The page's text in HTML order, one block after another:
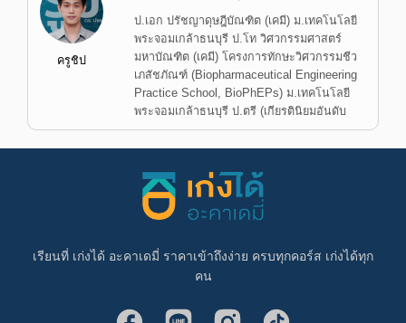
ครูชิป
ป.เอก ปรัชญาดุษฎีบัณฑิต (เคมี) ม.เทคโนโลยี
พระจอมเกล้าธนบุรี ป.โท วิศวกรรมศาสตร์
มหาบัณฑิต (เคมี) โครงการทักษะวิศวกรรมชีว
เภสัชภัณฑ์ (Biopharmaceutical Engineering
Practice School, BioPhEPs) ม.เทคโนโลยี
พระจอมเกล้าธนบุรี ป.ตรี (เกียรตินิยมอันดับ
เรียนที่ เก่งได้ อะคาเดมี่ ราคาเข้าถึงง่าย ครบทุกคอร์ส เก่งได้ทุก
คน